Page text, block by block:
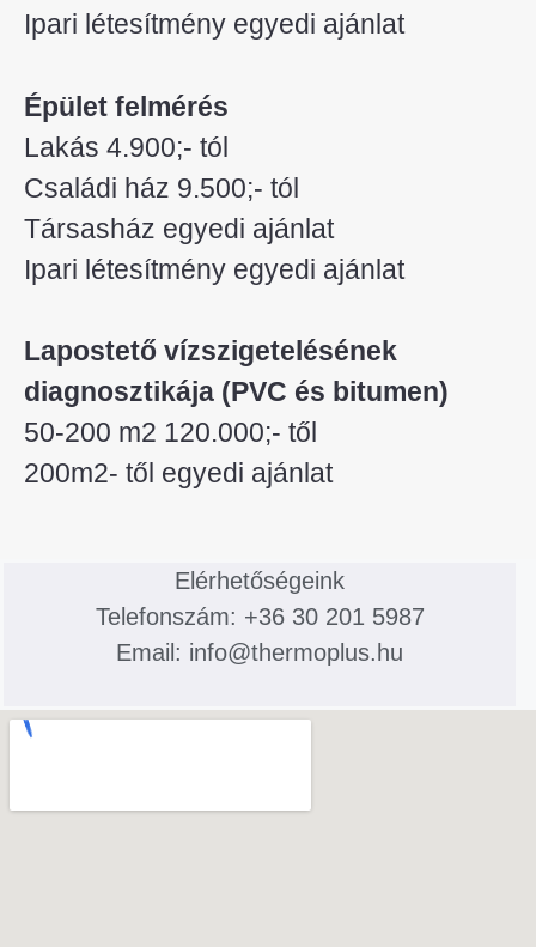
Ipari létesítmény egyedi ajánlat
Épület felmérés
Lakás 4.900;- tól
Családi ház 9.500;- tól
Társasház egyedi ajánlat
Ipari létesítmény egyedi ajánlat
Lapostető vízszigetelésének
diagnosztikája (PVC és bitumen)
50-200 m2 120.000;- től
200m2- től egyedi ajánlat
Elérhetőségeink
Telefonszám: +36 30 201 5987
Email: info@thermoplus.hu